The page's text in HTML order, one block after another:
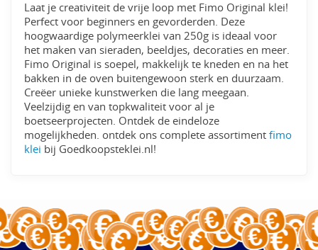
Laat je creativiteit de vrije loop met Fimo Original klei!
Perfect voor beginners en gevorderden. Deze
hoogwaardige polymeerklei van 250g is ideaal voor
het maken van sieraden, beeldjes, decoraties en meer.
Fimo Original is soepel, makkelijk te kneden en na het
bakken in de oven buitengewoon sterk en duurzaam.
Creëer unieke kunstwerken die lang meegaan.
Veelzijdig en van topkwaliteit voor al je
boetseerprojecten. Ontdek de eindeloze
mogelijkheden. ontdek ons complete assortimentfimo
klei bij Goedkoopsteklei.nl!